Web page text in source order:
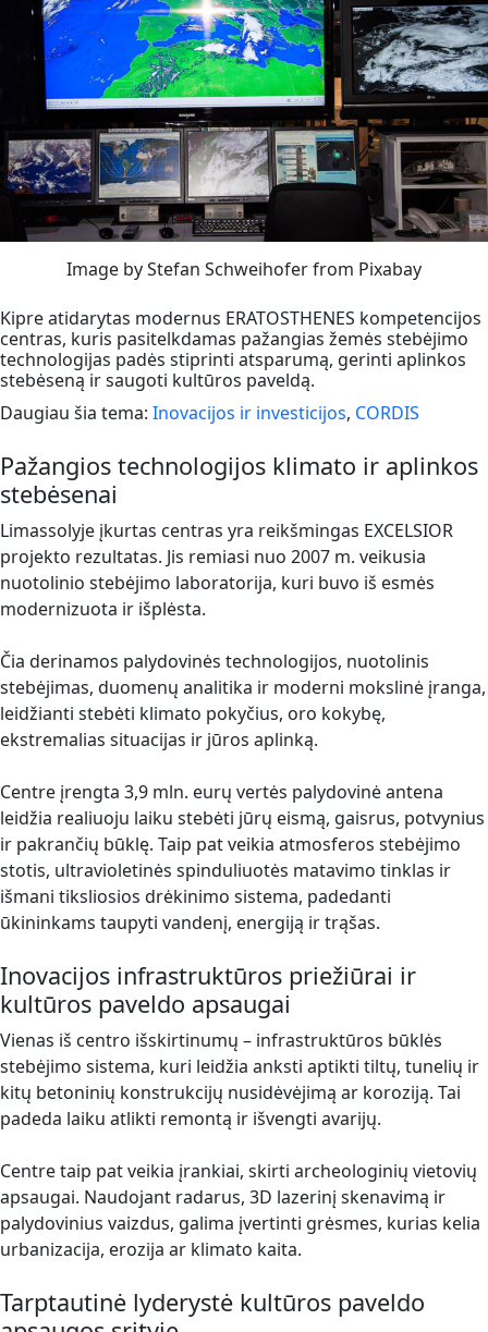
Image by Stefan Schweihofer from Pixabay
Kipre atidarytas modernus ERATOSTHENES kompetencijos
centras, kuris pasitelkdamas pažangias žemės stebėjimo
technologijas padės stiprinti atsparumą, gerinti aplinkos
stebėseną ir saugoti kultūros paveldą.
Daugiau šia tema: Inovacijos ir investicijos, CORDIS
Pažangios technologijos klimato ir aplinkos
stebėsenai
Limassolyje įkurtas centras yra reikšmingas EXCELSIOR
projekto rezultatas. Jis remiasi nuo 2007 m. veikusia
nuotolinio stebėjimo laboratorija, kuri buvo iš esmės
modernizuota ir išplėsta.
Čia derinamos palydovinės technologijos, nuotolinis
stebėjimas, duomenų analitika ir moderni mokslinė įranga,
leidžianti stebėti klimato pokyčius, oro kokybę,
ekstremalias situacijas ir jūros aplinką.
Centre įrengta 3,9 mln. eurų vertės palydovinė antena
leidžia realiuoju laiku stebėti jūrų eismą, gaisrus, potvynius
ir pakrančių būklę. Taip pat veikia atmosferos stebėjimo
stotis, ultravioletinės spinduliuotės matavimo tinklas ir
išmani tiksliosios drėkinimo sistema, padedanti
ūkininkams taupyti vandenį, energiją ir trąšas.
Inovacijos infrastruktūros priežiūrai ir
kultūros paveldo apsaugai
Vienas iš centro išskirtinumų – infrastruktūros būklės
stebėjimo sistema, kuri leidžia anksti aptikti tiltų, tunelių ir
kitų betoninių konstrukcijų nusidėvėjimą ar koroziją. Tai
padeda laiku atlikti remontą ir išvengti avarijų.
Centre taip pat veikia įrankiai, skirti archeologinių vietovių
apsaugai. Naudojant radarus, 3D lazerinį skenavimą ir
palydovinius vaizdus, galima įvertinti grėsmes, kurias kelia
urbanizacija, erozija ar klimato kaita.
Tarptautinė lyderystė kultūros paveldo